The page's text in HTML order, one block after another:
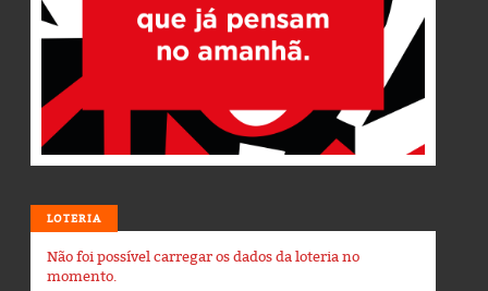
LOTERIA
Não foi possível carregar os dados da loteria no
momento.